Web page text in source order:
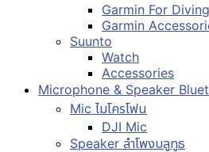
Garmin For Diving
Garmin
Suunto
Watch
Accessories
Microphone & Speaker
Mic ไมโครโฟน
DJI Mic
Speaker ลำโพงบลูทูธ